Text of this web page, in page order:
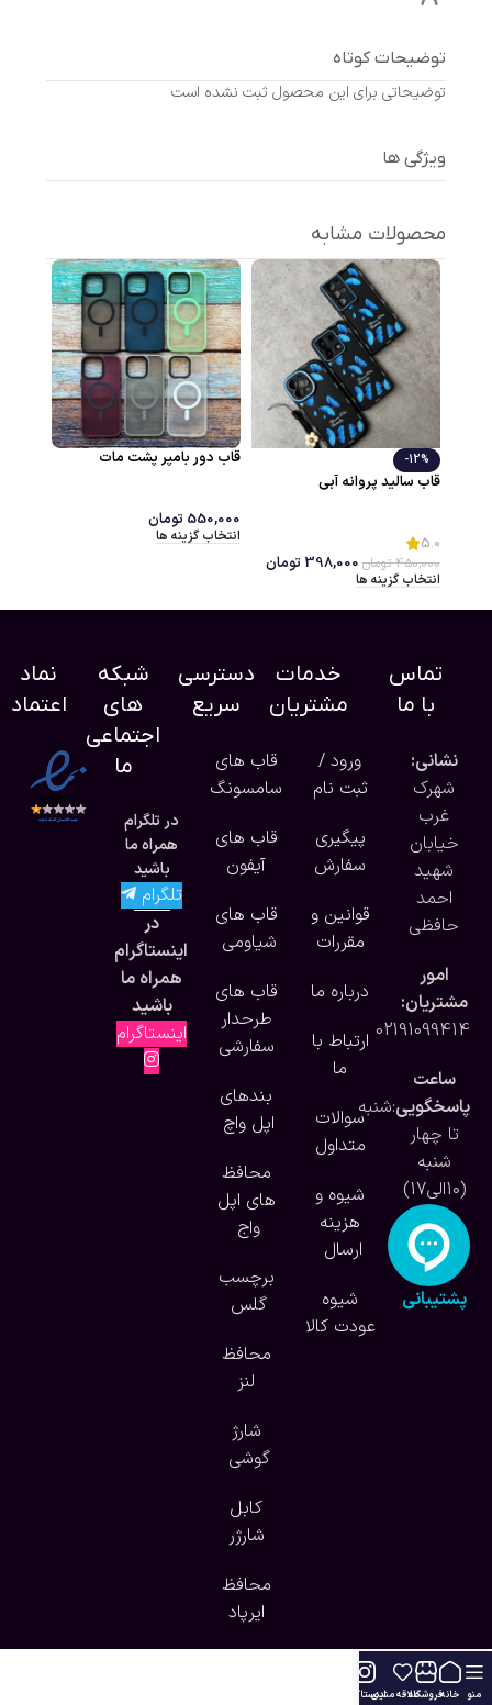
توضیحات کوتاه
توضیحاتی برای این محصول ثبت نشده است
ویژگی ها
محصولات مشابه
-12%
قاب سالید پروانه آبی
5.0
450,000 تومان398,000 تومان
انتخاب گزینه ها
قاب دور بامپر پشت مات
550,000 تومان
انتخاب گزینه ها
تماس
با ما
نشانی:
شهرک
غرب
خیابان
شهید
احمد
حافظی
امور
مشتریان:
02191099414
ساعت
پاسخگویی:شنبه
تا چهار
شنبه
(10الی17)
پشتیبانی
خدمات
مشتریان
ورود /
ثبت نام
پیگیری
سفارش
قوانین و
مقررات
درباره ما
ارتباط با
ما
سوالات
متداول
شیوه و
هزینه
ارسال
شیوه
عودت کالا
دسترسی
سریع
قاب های
سامسونگ
قاب های
آیفون
قاب های
شیاومی
قاب های
طرحدار
سفارشی
بندهای
اپل واچ
محافظ
های اپل
واج
برچسب
گلس
محافظ
لنز
شارژ
گوشی
کابل
شارژر
محافظ
ایرپاد
شبکه
های
اجتماعی
ما
در تلگرام
همراه ما
باشید
تلگرام
در
اینستاگرام
همراه ما
باشید
اینستاگرام
نماد
اعتماد
منو خانهفروشگاهعلاقه مندیاینستاگرام